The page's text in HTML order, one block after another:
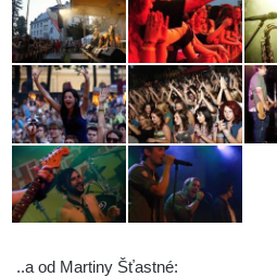
..a od Martiny Šťastné: